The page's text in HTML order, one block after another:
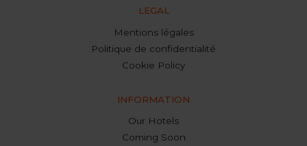
LEGAL
Mentions légales
Politique de confidentialité
Cookie Policy
INFORMATION
Our Hotels
Coming Soon